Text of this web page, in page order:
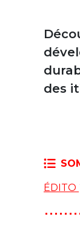
des
ÉDITO